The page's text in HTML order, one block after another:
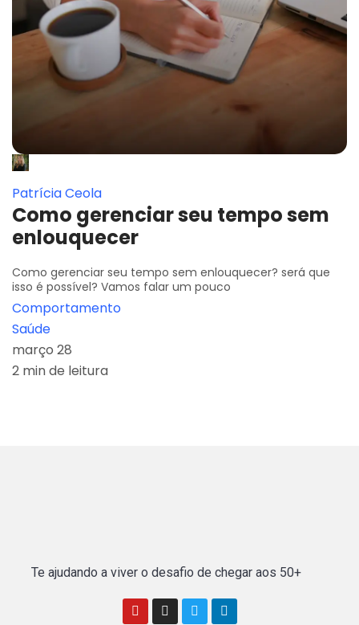
Patrícia Ceola
Como gerenciar seu tempo sem
enlouquecer
Como gerenciar seu tempo sem enlouquecer? será que
isso é possível? Vamos falar um pouco
Comportamento
Saúde
março 28
2 min de leitura
Te ajudando a viver o desafio de chegar aos 50+